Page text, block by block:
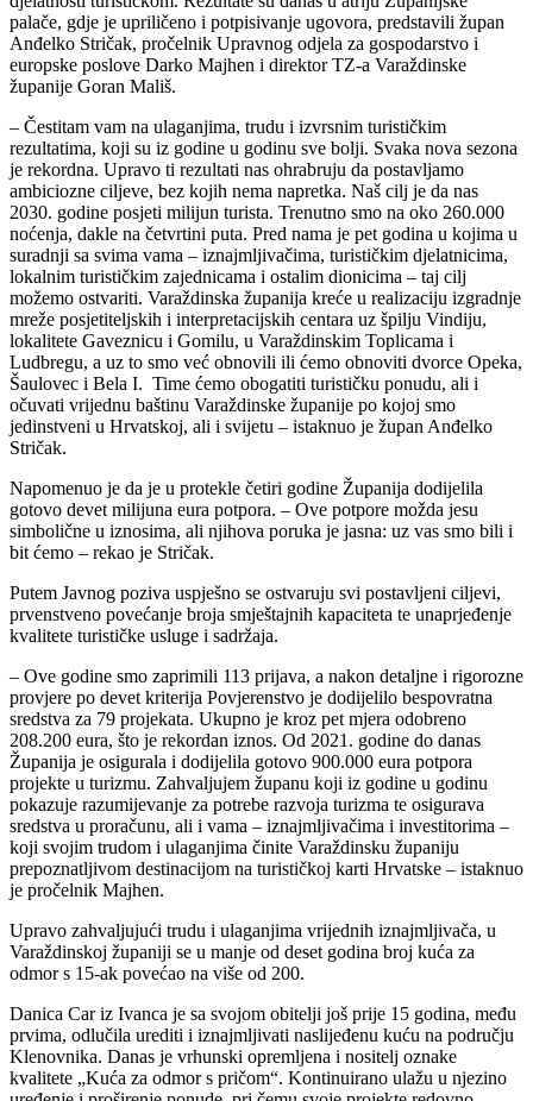
palače, gdje je upriličeno i potpisivanje ugovora, predstavili župan
Anđelko Stričak, pročelnik Upravnog odjela za gospodarstvo i
europske poslove Darko Majhen i direktor TZ-a Varaždinske
županije Goran Mališ.
– Čestitam vam na ulaganjima, trudu i izvrsnim turističkim
rezultatima, koji su iz godine u godinu sve bolji. Svaka nova sezona
je rekordna. Upravo ti rezultati nas ohrabruju da postavljamo
ambiciozne ciljeve, bez kojih nema napretka. Naš cilj je da nas
2030. godine posjeti milijun turista. Trenutno smo na oko 260.000
noćenja, dakle na četvrtini puta. Pred nama je pet godina u kojima u
suradnji sa svima vama – iznajmljivačima, turističkim djelatnicima,
lokalnim turističkim zajednicama i ostalim dionicima – taj cilj
možemo ostvariti. Varaždinska županija kreće u realizaciju izgradnje
mreže posjetiteljskih i interpretacijskih centara uz špilju Vindiju,
lokalitete Gaveznicu i Gomilu, u Varaždinskim Toplicama i
Ludbregu, a uz to smo već obnovili ili ćemo obnoviti dvorce Opeka,
Šaulovec i Bela I. Time ćemo obogatiti turističku ponudu, ali i
očuvati vrijednu baštinu Varaždinske županije po kojoj smo
jedinstveni u Hrvatskoj, ali i svijetu – istaknuo je župan Anđelko
Stričak.
Napomenuo je da je u protekle četiri godine Županija dodijelila
gotovo devet milijuna eura potpora. – Ove potpore možda jesu
simbolične u iznosima, ali njihova poruka je jasna: uz vas smo bili i
bit ćemo – rekao je Stričak.
Putem Javnog poziva uspješno se ostvaruju svi postavljeni ciljevi,
prvenstveno povećanje broja smještajnih kapaciteta te unaprjeđenje
kvalitete turističke usluge i sadržaja.
– Ove godine smo zaprimili 113 prijava, a nakon detaljne i rigorozne
provjere po devet kriterija Povjerenstvo je dodijelilo bespovratna
sredstva za 79 projekata. Ukupno je kroz pet mjera odobreno
208.200 eura, što je rekordan iznos. Od 2021. godine do danas
Županija je osigurala i dodijelila gotovo 900.000 eura potpora
projekte u turizmu. Zahvaljujem županu koji iz godine u godinu
pokazuje razumijevanje za potrebe razvoja turizma te osigurava
sredstva u proračunu, ali i vama – iznajmljivačima i investitorima –
koji svojim trudom i ulaganjima činite Varaždinsku županiju
prepoznatljivom destinacijom na turističkoj karti Hrvatske – istaknuo
je pročelnik Majhen.
Upravo zahvaljujući trudu i ulaganjima vrijednih iznajmljivača, u
Varaždinskoj županiji se u manje od deset godina broj kuća za
odmor s 15-ak povećao na više od 200.
Danica Car iz Ivanca je sa svojom obitelji još prije 15 godina, među
prvima, odlučila urediti i iznajmljivati naslijeđenu kuću na području
Klenovnika. Danas je vrhunski opremljena i nositelj oznake
kvalitete „Kuća za odmor s pričom“. Kontinuirano ulažu u njezino